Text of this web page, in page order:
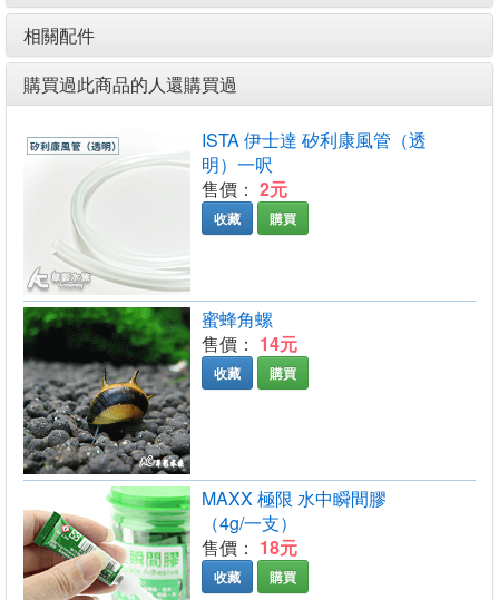
相關配件
購買過此商品的人還購買過
ISTA 伊士達 矽利康風管（透
明）一呎
售價： 2元
收藏 購買
蜜蜂角螺
售價： 14元
收藏 購買
MAXX 極限 水中瞬間膠
（4g/一支）
售價： 18元
收藏 購買